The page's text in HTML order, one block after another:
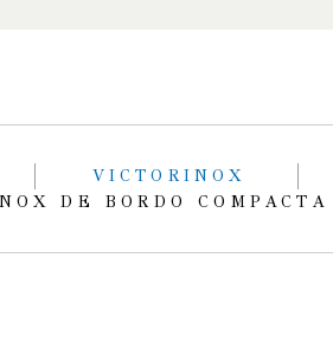
VICTORINOX
DE BORDO